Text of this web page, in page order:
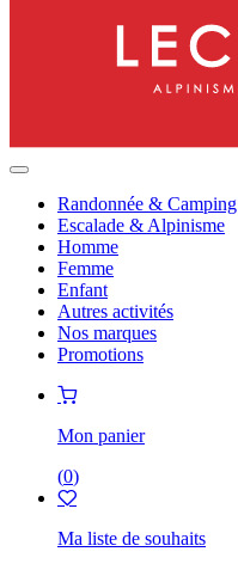
Randonnée & Camping
Escalade & Alpinisme
Homme
Femme
Enfant
Autres activités
Nos marques
Promotions
Mon panier
(0)
Ma liste de souhaits